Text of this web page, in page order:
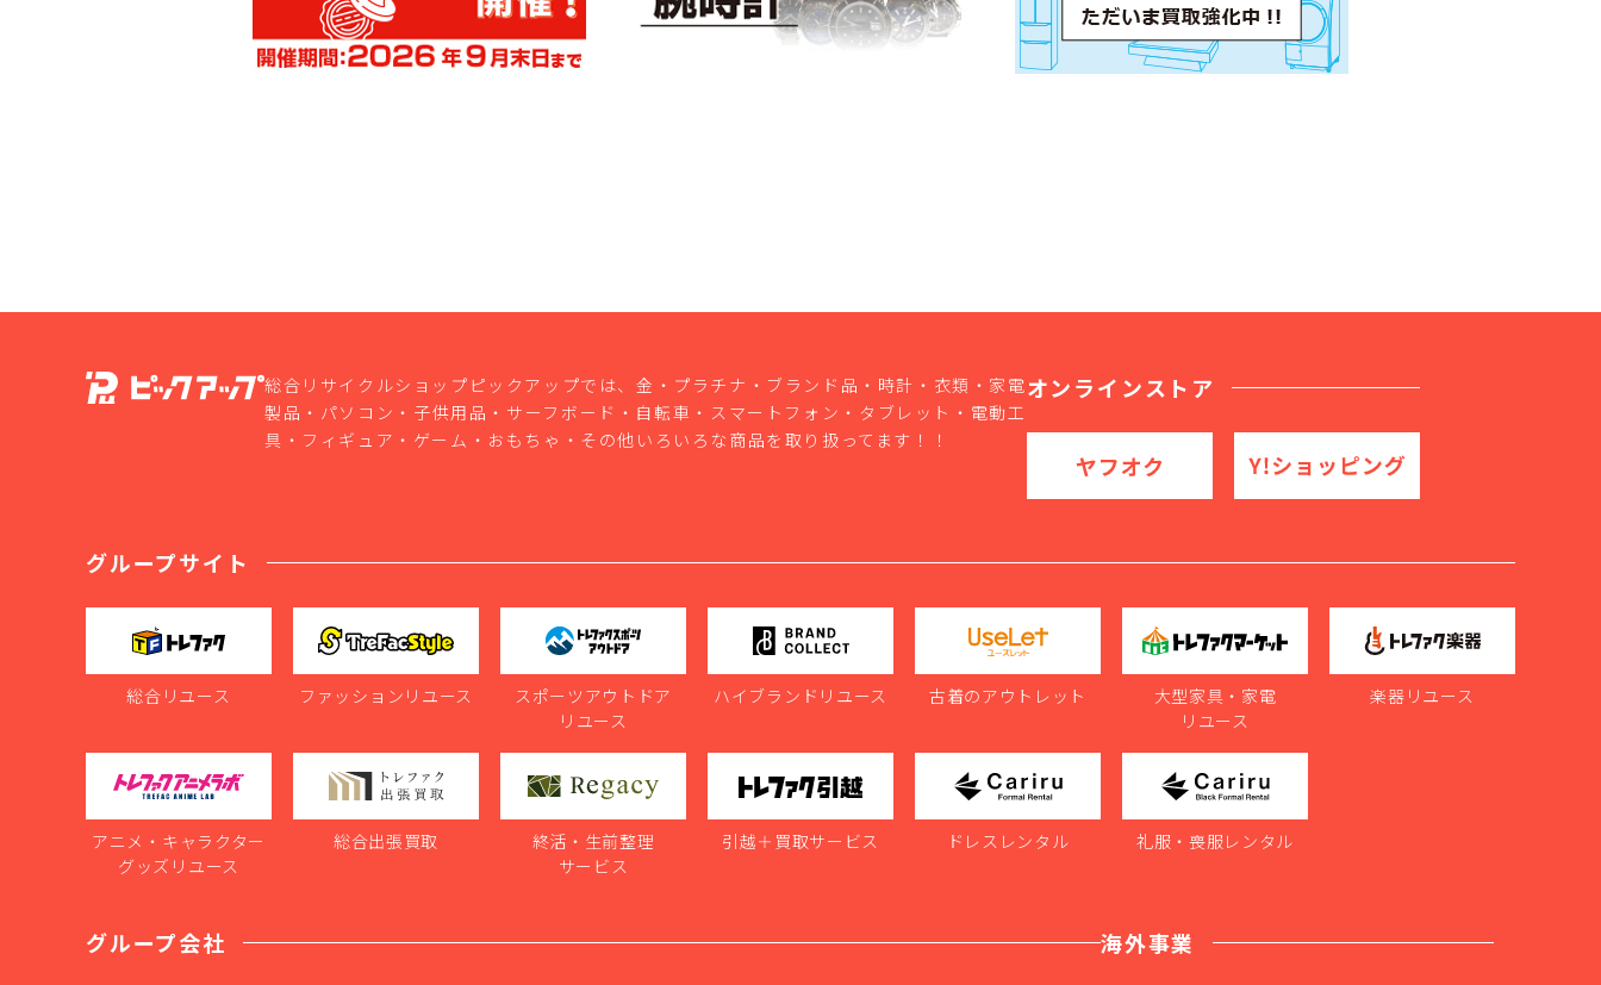
総合リサイクルショップピックアップでは、金・プラチナ・ブランド品・時計・衣類・家電
製品・パソコン・子供用品・サーフボード・自転車・スマートフォン・タブレット・電動工
具・フィギュア・ゲーム・おもちゃ・その他いろいろな商品を取り扱ってます！！
オンラインストア
グループサイト
総合リユース ファッションリユース
スポーツアウトドア
リユース
ハイブランドリユース 古着のアウトレット
大型家具・家電
リユース
楽器リユース
アニメ・キャラクター
グッズリユース
総合出張買取
終活・生前整理
サービス
引越＋買取サービス ドレスレンタル 礼服・喪服レンタル
グループ会社 海外事業